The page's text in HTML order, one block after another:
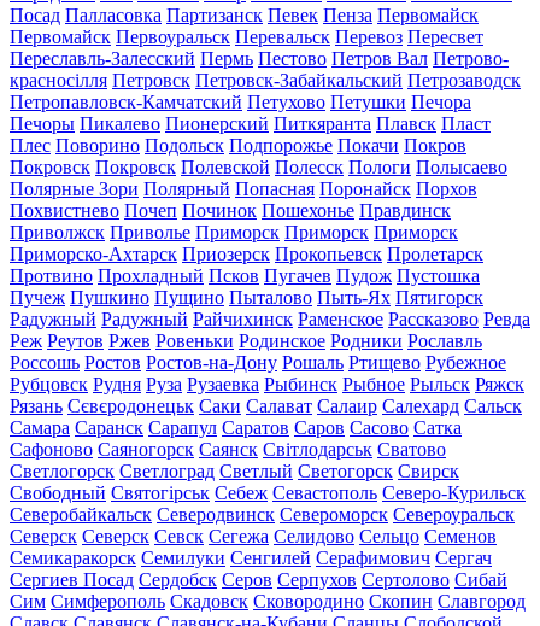
Посад Палласовка Партизанск Певек Пенза Первомайск
Первомайск Первоуральск Перевальск Перевоз Пересвет
Переславль-Залесский Пермь Пестово Петров Вал Петрово-
красносілля Петровск Петровск-Забайкальский Петрозаводск
Петропавловск-Камчатский Петухово Петушки Печора
Печоры Пикалево Пионерский Питкяранта Плавск Пласт
Плес Поворино Подольск Подпорожье Покачи Покров
Покровск Покровск Полевской Полесск Пологи Полысаево
Полярные Зори Полярный Попасная Поронайск Порхов
Похвистнево Почеп Починок Пошехонье Правдинск
Приволжск Приволье Приморск Приморск Приморск
Приморско-Ахтарск Приозерск Прокопьевск Пролетарск
Протвино Прохладный Псков Пугачев Пудож Пустошка
Пучеж Пушкино Пущино Пыталово Пыть-Ях Пятигорск
Радужный Радужный Райчихинск Раменское Рассказово Ревда
Реж Реутов Ржев Ровеньки Родинское Родники Рославль
Россошь Ростов Ростов-на-Дону Рошаль Ртищево Рубежное
Рубцовск Рудня Руза Рузаевка Рыбинск Рыбное Рыльск Ряжск
Рязань Сєвєродонецьк Саки Салават Салаир Салехард Сальск
Самара Саранск Сарапул Саратов Саров Сасово Сатка
Сафоново Саяногорск Саянск Світлодарськ Сватово
Светлогорск Светлоград Светлый Светогорск Свирск
Свободный Святогірськ Себеж Севастополь Северо-Курильск
Северобайкальск Северодвинск Североморск Североуральск
Северск Северск Севск Сегежа Селидово Сельцо Семенов
Семикаракорск Семилуки Сенгилей Серафимович Сергач
Сергиев Посад Сердобск Серов Серпухов Сертолово Сибай
Сим Симферополь Скадовск Сковородино Скопин Славгород